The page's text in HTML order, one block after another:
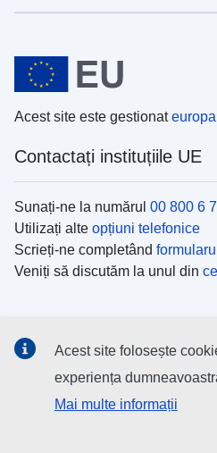
Acest site este gestionat
Contactați instituțiile UE
Sunați-ne la numărul 00 800 6
Utilizați alte opțiuni telefonice
Scrieți-ne completând
Veniți să discutăm la unul din
Descoperiți canalele UEpe
Instituțiile și organismele
Acest site folosește
experiența
Mai multe informații